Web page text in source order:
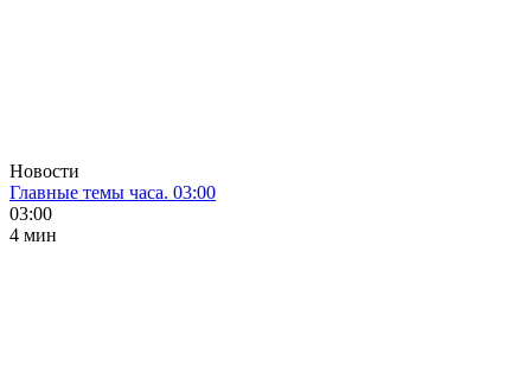
Новости
Главные темы часа. 03:00
03:00
4 мин